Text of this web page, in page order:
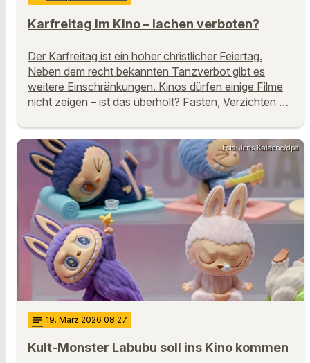
Karfreitag im Kino – lachen verboten?
Der Karfreitag ist ein hoher christlicher Feiertag.
Neben dem recht bekannten Tanzverbot gibt es
weitere Einschränkungen. Kinos dürfen einige Filme
nicht zeigen – ist das überholt? Fasten, Verzichten …
Foto: Jens Kalaene/dpa
notes 19. März 2026 08:27
Kult-Monster Labubu soll ins Kino kommen